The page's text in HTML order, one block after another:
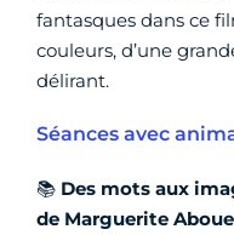
fantasques dans ce
couleurs, d’une
délirant.
Séances avec
📚 Des mots aux
de Marguerite